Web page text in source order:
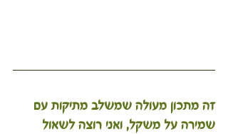
זה מתכון מעולה שמשלב מתיקות עם
שמירה על משקל, ואני רוצה לשאול